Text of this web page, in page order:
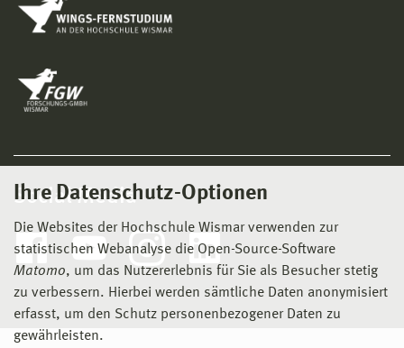
Ihre Datenschutz-Optionen
Die Websites der Hochschule Wismar verwenden zur
statistischen Webanalyse die Open-Source-Software
Matomo, um das Nutzererlebnis für Sie als Besucher stetig
zu verbessern. Hierbei werden sämtliche Daten anonymisiert
erfasst, um den Schutz personenbezogener Daten zu
gewährleisten.
Social Media